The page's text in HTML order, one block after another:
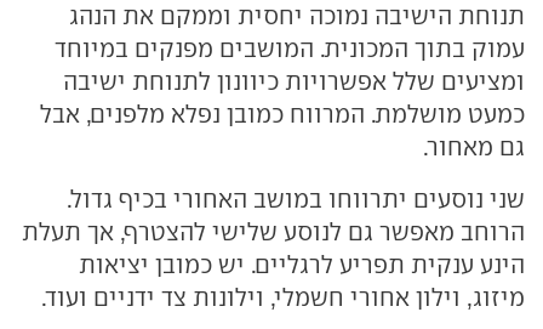
תנוחת הישיבה נמוכה יחסית וממקם את הנהג
עמוק בתוך המכונית. המושבים מפנקים במיוחד
ומציעים שלל אפשרויות כיוונון לתנוחת ישיבה
כמעט מושלמת. המרווח כמובן נפלא מלפנים, אבל
גם מאחור.
שני נוסעים יתרווחו במושב האחורי בכיף גדול.
הרוחב מאפשר גם לנוסע שלישי להצטרף, אך תעלת
הינע ענקית תפריע לרגליים. יש כמובן יציאות
מיזוג, וילון אחורי חשמלי, וילונות צד ידניים ועוד.